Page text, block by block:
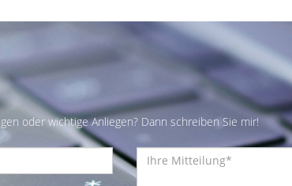
oder wichtige Anliegen? Dann schreiben Sie mir!